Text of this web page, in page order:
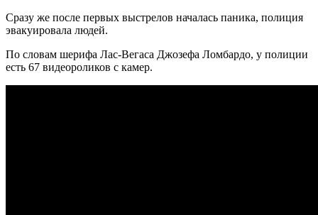
Сразу же после первых выстрелов началась паника, полиция
эвакуировала людей.
По словам шерифа Лас-Вегаса Джозефа Ломбардо, у полиции
есть 67 видеороликов с камер.